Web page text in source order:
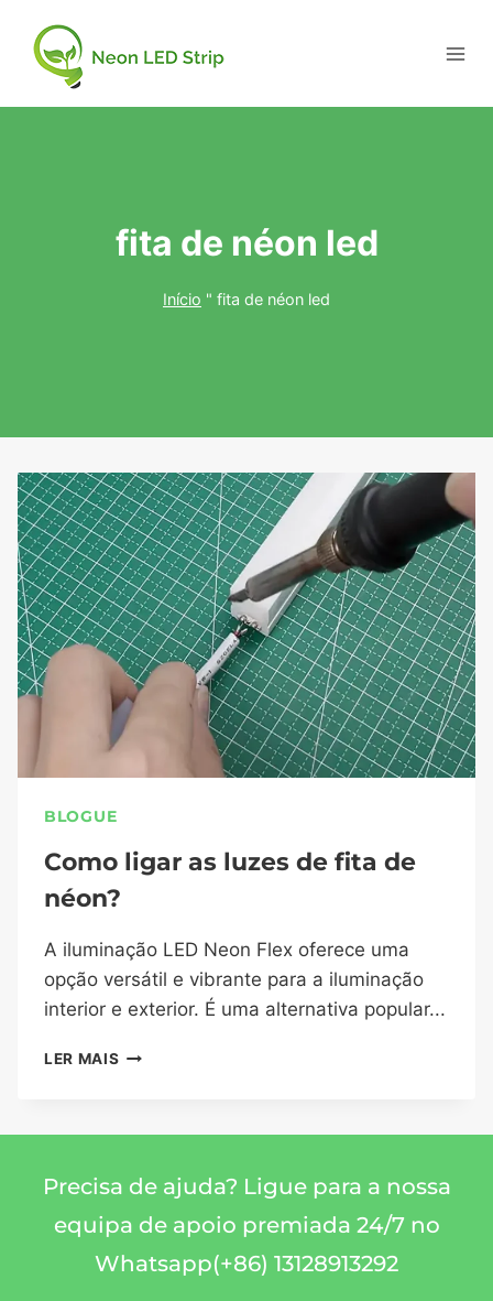
fita de néon led
Início " fita de néon led
BLOGUE
Como ligar as luzes de fita de
néon?
A iluminação LED Neon Flex oferece uma
opção versátil e vibrante para a iluminação
interior e exterior. É uma alternativa popular...
LER MAIS
Precisa de ajuda? Ligue para a nossa
equipa de apoio premiada 24/7 no
Whatsapp(+86) 13128913292